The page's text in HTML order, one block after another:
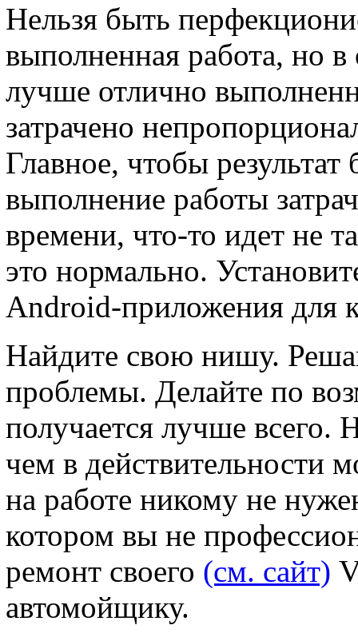
Нельзя быть
выполненная работа, но
лучше отлично
затрачено
Главное, чтобы
выполнение работы
времени, что-то идет не
это нормально.
Android-приложения для
Найдите свою нишу.
проблемы. Делайте по
получается лучше всего.
чем в действительности
на работе никому не
котором вы не
ремонт своего (см. сайт)
автомойщику.